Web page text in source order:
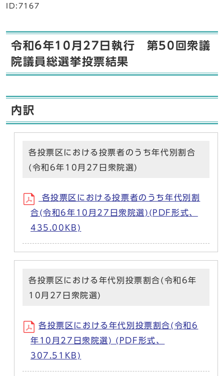
ID:7167
令和6年10月27日執行 第50回衆議
院議員総選挙投票結果
内訳
各投票区における投票者のうち年代別割合
(令和6年10月27日衆院選)
各投票区における投票者のうち年代別割
合(令和6年10月27日衆院選)(PDF形式、
435.00KB)
各投票区における年代別投票割合(令和6年
10月27日衆院選)
各投票区における年代別投票割合(令和6
年10月27日衆院選) (PDF形式、
307.51KB)